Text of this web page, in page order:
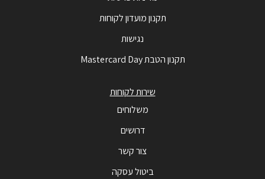
תקנון מועדון לקוחות
נגישות
תקנון הטבת Mastercard Day
שירות לקוחות
משלוחים
דרושים
צור קשר
ביטול עסקה